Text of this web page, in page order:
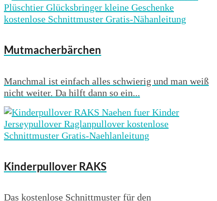
Mutmacherbärchen
Manchmal ist einfach alles schwierig und man weiß
nicht weiter. Da hilft dann so ein...
Kinderpullover RAKS
Das kostenlose Schnittmuster für den